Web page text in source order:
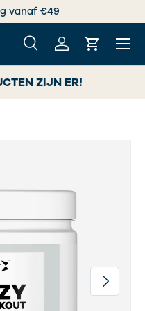
€49
ZoekenInloggen
Menu
ZIJN ER!
Volgende